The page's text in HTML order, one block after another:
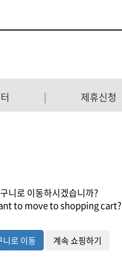
제휴신청
니로 이동하시겠습니까?
to move to shopping cart?
니로 이동 계속 쇼핑하기